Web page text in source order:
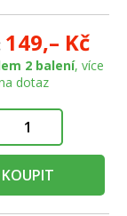
149,– Kč
2 balení, více
dotaz
KOUPIT